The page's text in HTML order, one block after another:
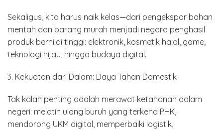
Sekaligus, kita harus naik kelas—dari pengekspor bahan
mentah dan barang murah menjadi negara penghasil
produk bernilai tinggi: elektronik, kosmetik halal, game,
teknologi hijau, hingga budaya digital.
3. Kekuatan dari Dalam: Daya Tahan Domestik
Tak kalah penting adalah merawat ketahanan dalam
negeri: melatih ulang buruh yang terkena PHK,
mendorong UKM digital, memperbaiki logistik,